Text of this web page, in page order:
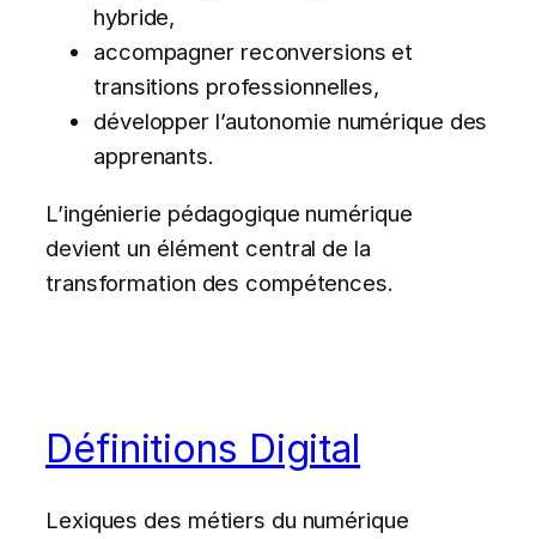
hybride,
accompagner reconversions et
transitions professionnelles,
développer l’autonomie numérique des
apprenants.
L’ingénierie pédagogique numérique
devient un élément central de la
transformation des compétences.
Définitions Digital
Lexiques des métiers du numérique